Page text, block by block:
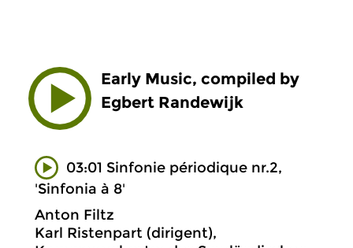
Early Music, compiled by
Egbert Randewijk
03:01 Sinfonie périodique nr.2,
'Sinfonia à 8'
Anton Filtz
Karl Ristenpart (dirigent),